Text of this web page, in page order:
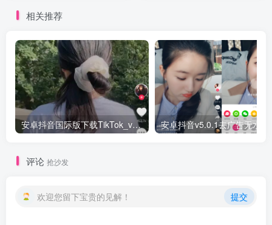
相关推荐
安卓抖音国际版下载TikTok_v18.5.6.0版本
评论 抢沙发
欢迎您留下宝贵的见解！ 提交